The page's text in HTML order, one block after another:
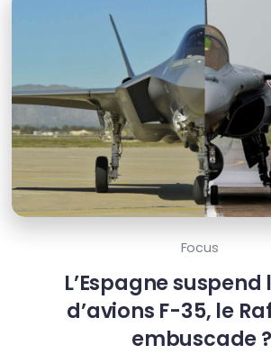
Focus
L’Espagne suspend
d’avions F-35, le
embuscade ?